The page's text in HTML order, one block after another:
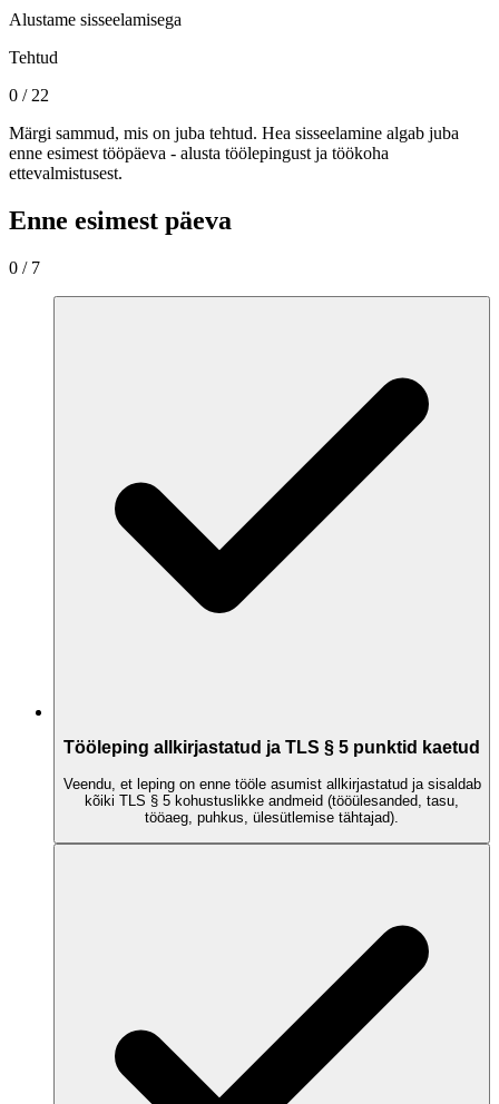
Alustame sisseelamisega
Tehtud
0 / 22
Märgi sammud, mis on juba tehtud. Hea sisseelamine algab juba
enne esimest tööpäeva - alusta töölepingust ja töökoha
ettevalmistusest.
Enne esimest päeva
0 / 7
Tööleping allkirjastatud ja TLS § 5 punktid kaetud
Veendu, et leping on enne tööle asumist allkirjastatud ja sisaldab
kõiki TLS § 5 kohustuslikke andmeid (tööülesanded, tasu,
tööaeg, puhkus, ülesütlemise tähtajad).